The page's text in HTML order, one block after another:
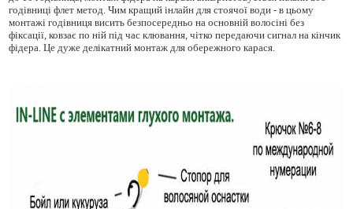
годівниці флет метод. Чим кращий інлайн для стоячої води - в цьому
монтажі годівниця висить безпосередньо на основній волосіні без
фіксації, ковзає по ній під час клювання, чітко передаючи сигнал на кінчик
фідера. Це дуже делікатний монтаж для обережного карася.